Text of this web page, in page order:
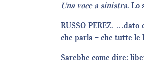
Una voce a sinistra. Lo
RUSSO PEREZ.
che parla – che tutte le
Sarebbe come dire: